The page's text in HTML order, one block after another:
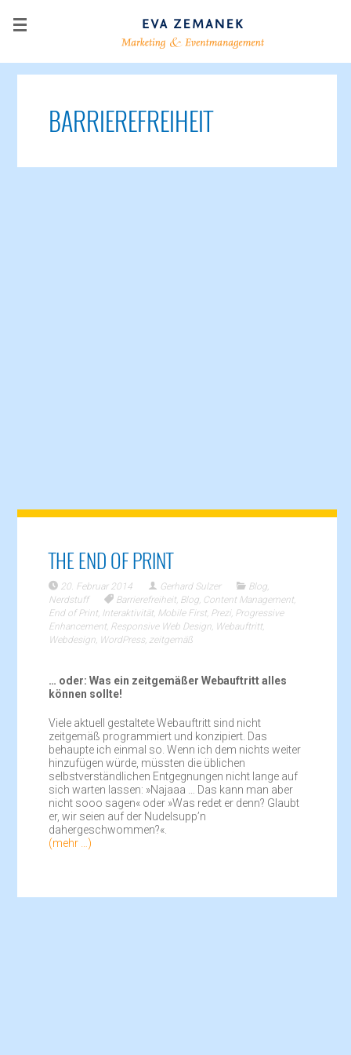
BARRIEREFREIHEIT
THE END OF PRINT
20. Februar 2014 Gerhard Sulzer Blog,
Nerdstuff
Barrierefreiheit, Blog, Content Management,
End of Print, Interaktivität, Mobile First, Prezi, Progressive
Enhancement, Responsive Web Design, Webauftritt,
Webdesign, WordPress, zeitgemäß
… oder: Was ein zeitgemäßer Webauftritt alles
können sollte!
Viele aktuell gestaltete Webauftritt sind nicht
zeitgemäß programmiert und konzipiert. Das
behaupte ich einmal so. Wenn ich dem nichts weiter
hinzufügen würde, müssten die üblichen
selbstverständlichen Entgegnungen nicht lange auf
sich warten lassen: »Najaaa … Das kann man aber
nicht sooo sagen« oder »Was redet er denn? Glaubt
er, wir seien auf der Nudelsupp’n
dahergeschwommen?«.
(mehr …)